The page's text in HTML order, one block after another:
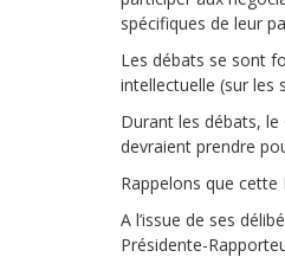
spécifiques de leur
Les débats se sont
intellectuelle (sur les
Durant les débats, le
devraient prendre
Rappelons que
A l’issue de ses
Présidente-